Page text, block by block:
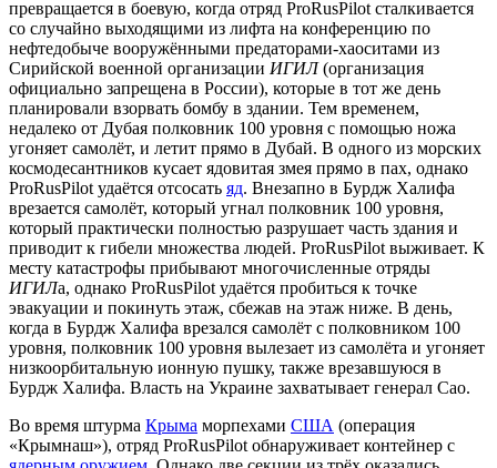
превращается в боевую, когда отряд ProRusPilot сталкивается
со случайно выходящими из лифта на конференцию по
нефтедобыче вооружёнными предаторами-хаоситами из
Сирийской военной организации ИГИЛ(организация
официально запрещена в России), которые в тот же день
планировали взорвать бомбу в здании. Тем временем,
недалеко от Дубая полковник 100 уровня с помощью ножа
угоняет самолёт, и летит прямо в Дубай. В одного из морских
космодесантников кусает ядовитая змея прямо в пах, однако
ProRusPilot удаётся отсосать яд. Внезапно в Бурдж Халифа
врезается самолёт, который угнал полковник 100 уровня,
который практически полностью разрушает часть здания и
приводит к гибели множества людей. ProRusPilot выживает. К
месту катастрофы прибывают многочисленные отряды
ИГИЛа, однако ProRusPilot удаётся пробиться к точке
эвакуации и покинуть этаж, сбежав на этаж ниже. В день,
когда в Бурдж Халифа врезался самолёт с полковником 100
уровня, полковник 100 уровня вылезает из самолёта и угоняет
низкоорбитальную ионную пушку, также врезавшуюся в
Бурдж Халифа. Власть на Украине захватывает генерал Сао.
Во время штурма Крыма морпехами США (операция
«Крымнаш»), отряд ProRusPilot обнаруживает контейнер с